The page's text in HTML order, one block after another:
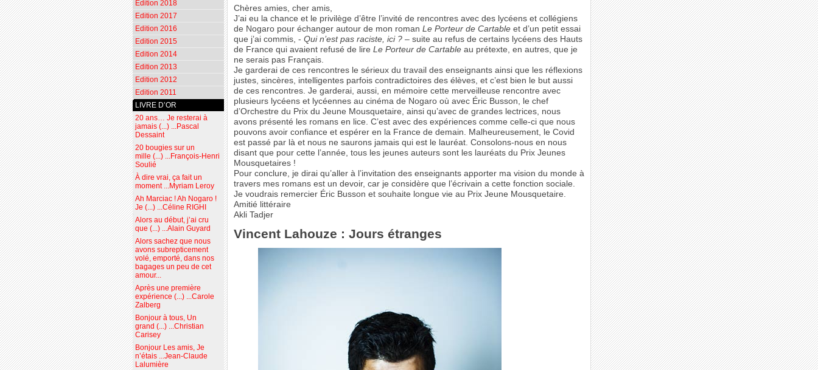
Chères amies, cher amis,
J’ai eu la chance et le privilège d’être l’invité de rencontres avec des lycéens et collégiens
de Nogaro pour échanger autour de mon roman Le Porteur de Cartableet d’un petit essai
que j’ai commis, - Qui n’est pas raciste, ici ? – suite au refus de certains lycéens des Hauts
de France qui avaient refusé de lire Le Porteur de Cartableau prétexte, en autres, que je
ne serais pas Français.
Je garderai de ces rencontres le sérieux du travail des enseignants ainsi que les réflexions
justes, sincères, intelligentes parfois contradictoires des élèves, et c’est bien le but aussi
de ces rencontres. Je garderai, aussi, en mémoire cette merveilleuse rencontre avec
plusieurs lycéens et lycéennes au cinéma de Nogaro où avec Éric Busson, le chef
d’Orchestre du Prix du Jeune Mousquetaire, ainsi qu’avec de grandes lectrices, nous
avons présenté les romans en lice. C’est avec des expériences comme celle-ci que nous
pouvons avoir confiance et espérer en la France de demain. Malheureusement, le Covid
est passé par là et nous ne saurons jamais qui est le lauréat. Consolons-nous en nous
disant que pour cette l’année, tous les jeunes auteurs sont les lauréats du Prix Jeunes
Mousquetaires !
Pour conclure, je dirai qu’aller à l’invitation des enseignants apporter ma vision du monde à
travers mes romans est un devoir, car je considère que l’écrivain a cette fonction sociale.
Je voudrais remercier Éric Busson et souhaite longue vie au Prix Jeune Mousquetaire.
Amitié littéraire
Akli Tadjer
Vincent Lahouze : Jours étranges
Edition 2018
Edition 2017
Edition 2016
Edition 2015
Edition 2014
Edition 2013
Edition 2012
Edition 2011
LIVRE D’OR
20 ans… Je resterai à
jamais (...) ...Pascal
Dessaint
20 bougies sur un
mille (...) ...François-Henri
Soulié
À dire vrai, ça fait un
moment ...Myriam Leroy
Ah Marciac ! Ah Nogaro !
Je (...) ...Céline RIGHI
Alors au début, j’ai cru
que (...) ...Alain Guyard
Alors sachez que nous
avons subrepticement
volé, emporté, dans nos
bagages un peu de cet
amour...
Après une première
expérience (...) ...Carole
Zalberg
Bonjour à tous, Un
grand (...) ...Christian
Carisey
Bonjour Les amis, Je
n’étais ...Jean-Claude
Lalumière